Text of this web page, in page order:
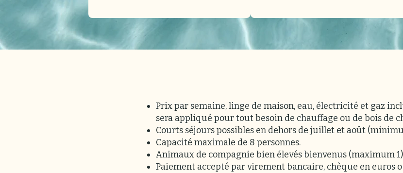
Prix par semaine, linge de maison, eau, électricité et gaz
sera appliqué pour tout besoin de chauffage ou de bois de
Courts séjours possibles en dehors de juillet et août
Capacité maximale de 8 personnes.
Animaux de compagnie bien élevés bienvenus (maximum 1)
Paiement accepté par virement bancaire, chèque en euros